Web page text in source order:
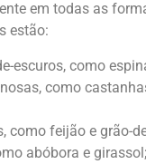
em todas as
estão:
escuros, como
como
como feijão e grão-
abóbora e